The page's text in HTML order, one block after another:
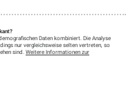
Daten kombiniert. Die Analyse
nur vergleichsweise selten vertreten, so
sind. Weitere Informationen zur